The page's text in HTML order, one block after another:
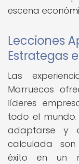
escena
Lecciones
Estrategas
Las
Marruecos
líderes
todo el
adaptarse y
calculada
éxito en un